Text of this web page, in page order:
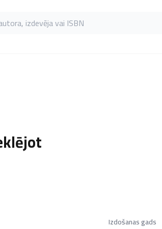
izdevēja vai ISBN
Izdošanas gads